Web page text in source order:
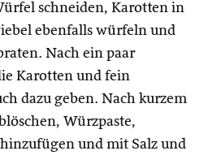
schneiden, Karotten in
ebenfalls würfeln und
Nach ein paar
Karotten und fein
dazu geben. Nach kurzem
Würzpaste,
und mit Salz und